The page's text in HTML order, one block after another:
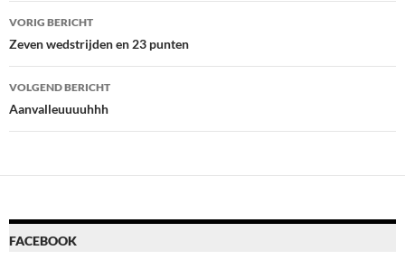
Bericht
navigatie
VORIG BERICHT
Zeven wedstrijden en 23 punten
VOLGEND BERICHT
Aanvalleuuuuhhh
FACEBOOK